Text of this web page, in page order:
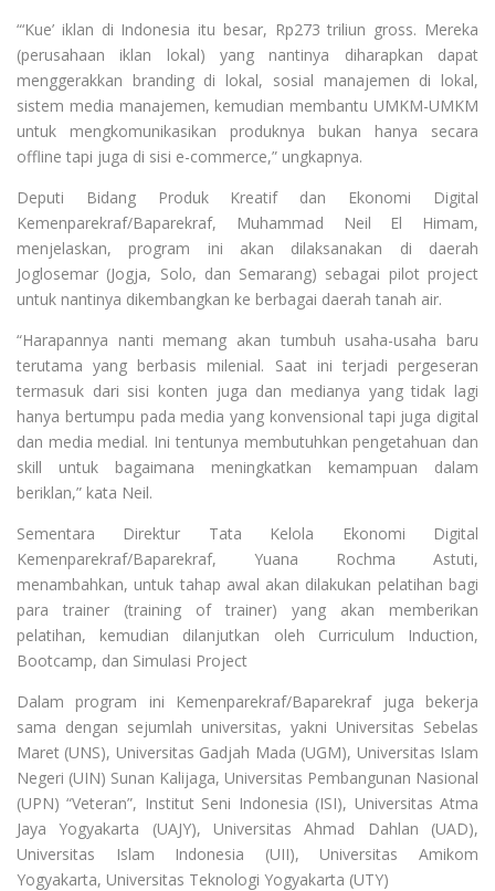
“‘Kue’ iklan di Indonesia itu besar, Rp273 triliun gross. Mereka
(perusahaan iklan lokal) yang nantinya diharapkan dapat
menggerakkan branding di lokal, sosial manajemen di lokal,
sistem media manajemen, kemudian membantu UMKM-UMKM
untuk mengkomunikasikan produknya bukan hanya secara
offline tapi juga di sisi e-commerce,” ungkapnya.
Deputi Bidang Produk Kreatif dan Ekonomi Digital
Kemenparekraf/Baparekraf, Muhammad Neil El Himam,
menjelaskan, program ini akan dilaksanakan di daerah
Joglosemar (Jogja, Solo, dan Semarang) sebagai pilot project
untuk nantinya dikembangkan ke berbagai daerah tanah air.
“Harapannya nanti memang akan tumbuh usaha-usaha baru
terutama yang berbasis milenial. Saat ini terjadi pergeseran
termasuk dari sisi konten juga dan medianya yang tidak lagi
hanya bertumpu pada media yang konvensional tapi juga digital
dan media medial. Ini tentunya membutuhkan pengetahuan dan
skill untuk bagaimana meningkatkan kemampuan dalam
beriklan,” kata Neil.
Sementara Direktur Tata Kelola Ekonomi Digital
Kemenparekraf/Baparekraf, Yuana Rochma Astuti,
menambahkan, untuk tahap awal akan dilakukan pelatihan bagi
para trainer (training of trainer) yang akan memberikan
pelatihan, kemudian dilanjutkan oleh Curriculum Induction,
Bootcamp, dan Simulasi Project
Dalam program ini Kemenparekraf/Baparekraf juga bekerja
sama dengan sejumlah universitas, yakni Universitas Sebelas
Maret (UNS), Universitas Gadjah Mada (UGM), Universitas Islam
Negeri (UIN) Sunan Kalijaga, Universitas Pembangunan Nasional
(UPN) “Veteran”, Institut Seni Indonesia (ISI), Universitas Atma
Jaya Yogyakarta (UAJY), Universitas Ahmad Dahlan (UAD),
Universitas Islam Indonesia (UII), Universitas Amikom
Yogyakarta, Universitas Teknologi Yogyakarta (UTY)